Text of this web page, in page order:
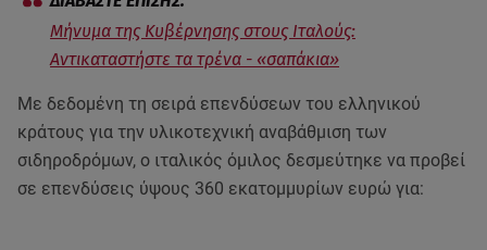
Μήνυμα της Κυβέρνησης στους Ιταλούς:
Αντικαταστήστε τα τρένα - «σαπάκια»
Με δεδομένη τη σειρά επενδύσεων του ελληνικού
κράτους για την υλικοτεχνική αναβάθμιση των
σιδηροδρόμων, ο ιταλικός όμιλος δεσμεύτηκε να προβεί
σε επενδύσεις ύψους 360 εκατομμυρίων ευρώ για: